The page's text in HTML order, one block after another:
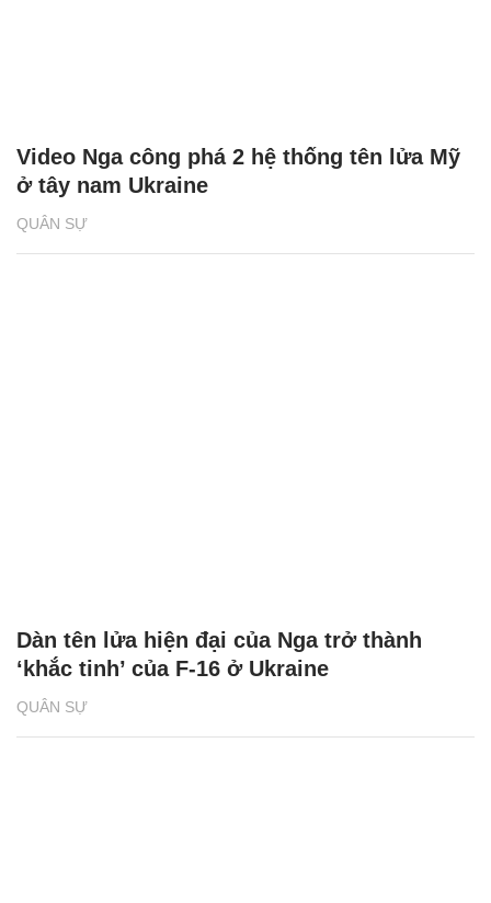
QUÂN SỰ
Video Nga công phá 2 hệ thống tên lửa Mỹ
ở tây nam Ukraine
QUÂN SỰ
Dàn tên lửa hiện đại của Nga trở thành
‘khắc tinh’ của F-16 ở Ukraine